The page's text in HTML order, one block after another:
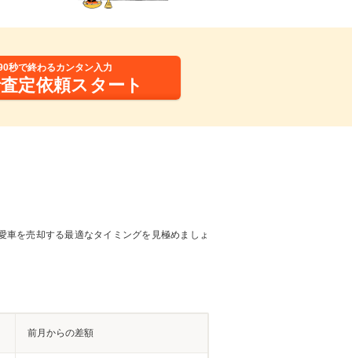
秒で終わるカンタン入力
定依頼スタート
を売却する最適なタイミングを見極めましょ
前月からの差額